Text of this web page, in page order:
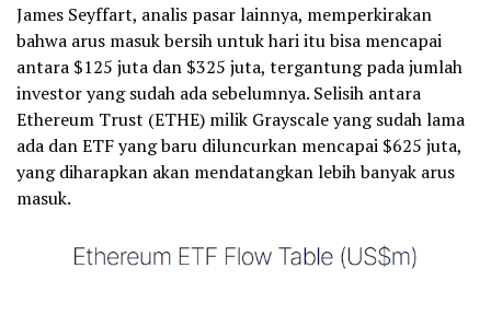
James Seyffart, analis pasar lainnya, memperkirakan
bahwa arus masuk bersih untuk hari itu bisa mencapai
antara $125 juta dan $325 juta, tergantung pada jumlah
investor yang sudah ada sebelumnya. Selisih antara
Ethereum Trust (ETHE) milik Grayscale yang sudah lama
ada dan ETF yang baru diluncurkan mencapai $625 juta,
yang diharapkan akan mendatangkan lebih banyak arus
masuk.